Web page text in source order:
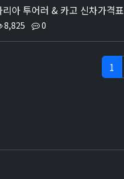
아 투어러 & 카고 신차가격표
8,825 0
1